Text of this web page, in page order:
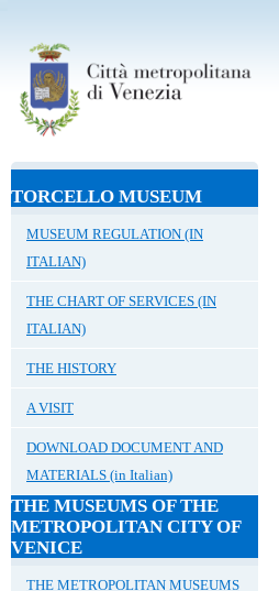
TORCELLO MUSEUM
MUSEUM REGULATION (IN
ITALIAN)
THE CHART OF SERVICES (IN
ITALIAN)
THE HISTORY
A VISIT
DOWNLOAD DOCUMENT AND
MATERIALS (in Italian)
THE MUSEUMS OF THE
METROPOLITAN CITY OF
VENICE
THE METROPOLITAN MUSEUMS